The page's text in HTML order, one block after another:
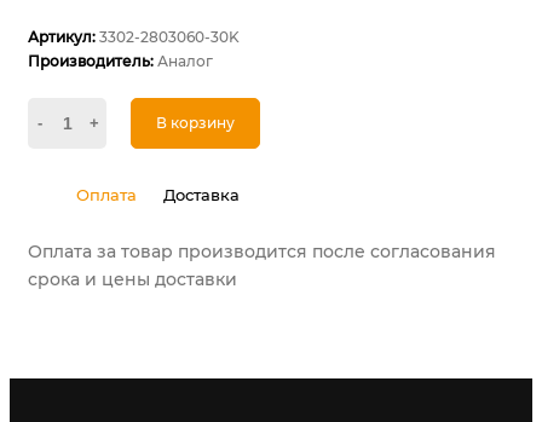
Артикул: 3302-2803060-30K
Производитель: Аналог
- + В корзину
Оплата Доставка
Оплата за товар производится после согласования
срока и цены доставки